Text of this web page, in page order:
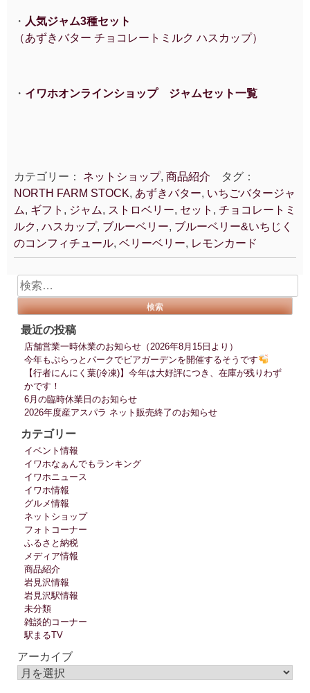
・ 人気ジャム3種セット
（あずきバター チョコレートミルク ハスカップ）
・ イワホオンラインショップ ジャムセット一覧
カテゴリー： ネットショップ, 商品紹介 タグ：
NORTH FARM STOCK, あずきバター, いちごバタージャ
ム, ギフト , ジャム, ストロベリー, セット , チョコレートミ
ルク, ハスカップ, ブルーベリー, ブルーベリー&いちじく
のコンフィチュール, ベリーベリー, レモンカード
検
索:
最近の投稿
店舗営業一時休業のお知らせ（2026年8月15日より）
今年もぷらっとパークでビアガーデンを開催するそうです
【行者にんにく葉(冷凍)】今年は大好評につき、在庫が残りわず
かです！
6月の臨時休業日のお知らせ
2026年度産アスパラ ネット販売終了のお知らせ
カテゴリー
イベント情報
イワホなぁんでもランキング
イワホニュース
イワホ情報
グルメ情報
ネットショップ
フォトコーナー
ふるさと納税
メディア情報
商品紹介
岩見沢情報
岩見沢駅情報
未分類
雑談的コーナー
駅まるTV
アーカイブ